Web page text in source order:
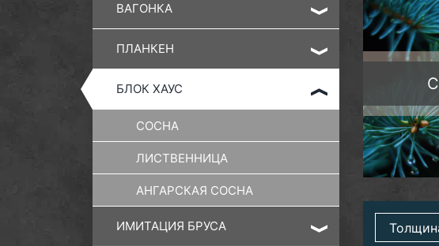
ВАГОНКА
ПЛАНКЕН
БЛОК ХАУС
СОСНА
ЛИСТВЕННИЦА
АНГАРСКАЯ СОСНА
ИМИТАЦИЯ БРУСА